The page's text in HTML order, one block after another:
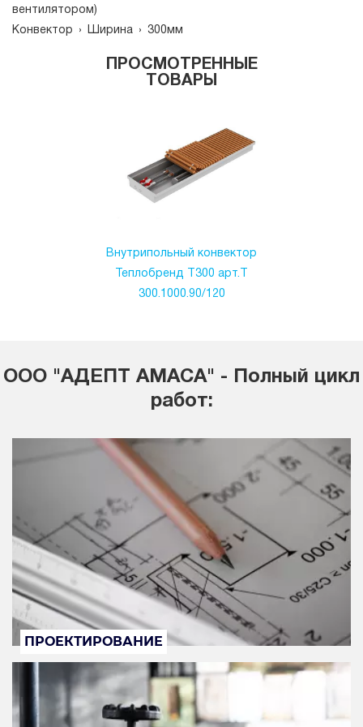
вентилятором)
Конвектор
› Ширина › 300мм
ПРОСМОТРЕННЫЕ
ТОВАРЫ
Внутрипольный конвектор
Теплобренд T300 арт.T
300.1000.90/120
ООО "АДЕПТ АМАСА" - Полный цикл
работ:
ПРОЕКТИРОВАНИЕ